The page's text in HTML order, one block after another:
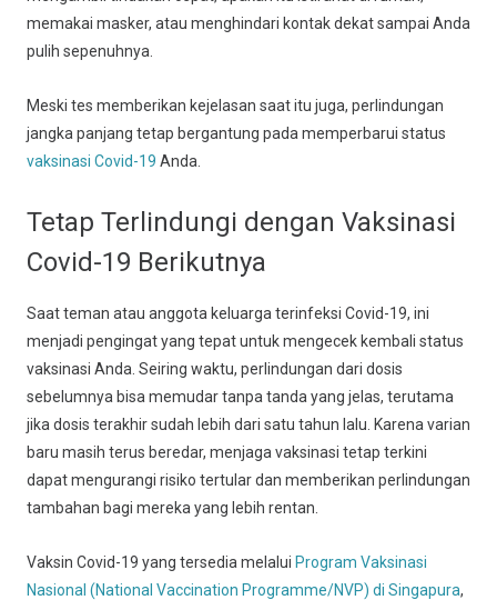
memakai masker, atau menghindari kontak dekat sampai Anda
pulih sepenuhnya.
Meski tes memberikan kejelasan saat itu juga, perlindungan
jangka panjang tetap bergantung pada memperbarui status
vaksinasi Covid-19 Anda.
Tetap Terlindungi dengan Vaksinasi
Covid-19 Berikutnya
Saat teman atau anggota keluarga terinfeksi Covid-19, ini
menjadi pengingat yang tepat untuk mengecek kembali status
vaksinasi Anda. Seiring waktu, perlindungan dari dosis
sebelumnya bisa memudar tanpa tanda yang jelas, terutama
jika dosis terakhir sudah lebih dari satu tahun lalu. Karena varian
baru masih terus beredar, menjaga vaksinasi tetap terkini
dapat mengurangi risiko tertular dan memberikan perlindungan
tambahan bagi mereka yang lebih rentan.
Vaksin Covid-19 yang tersedia melalui Program Vaksinasi
Nasional (National Vaccination Programme/NVP) di Singapura,